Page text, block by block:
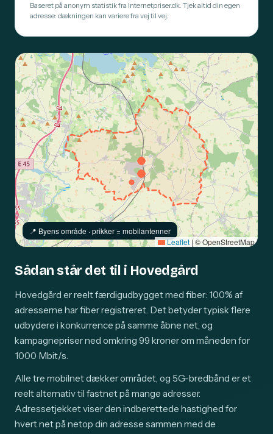
Baseret på anonym statistik fra Internetpriser.dk. Tjek altid din egen
adresse: dækningen kan variere fra vej til vej.
📍️ Byens område · prikker = mobilantenner
Leaflet | © OpenStreetMap
Sådan står det til i Hovedgård
Hovedgård er reelt færdigudbygget med fiber: 100% af
adresserne har fiber registreret. Det betyder typisk flere
udbydere i konkurrence på samme åbne net, og
kampagnepriser ned omkring 99 kroner om måneden for
1000 Mbit/s.
Alle tre mobilnet dækker området, og 5G-bredbånd er et
reelt alternativ til fastnet på mange adresser.
Adressetjekket viser den indberettede hastighed for
hvert net på netop din adresse sammen med de